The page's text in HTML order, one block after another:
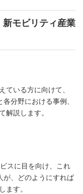
モビリティ産業
ている方に向けて、
分野における事例、
解説します。
スに目を向け、これ
が、どのようにすれば
ます。